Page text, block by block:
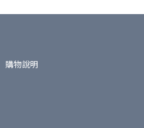
購物說明